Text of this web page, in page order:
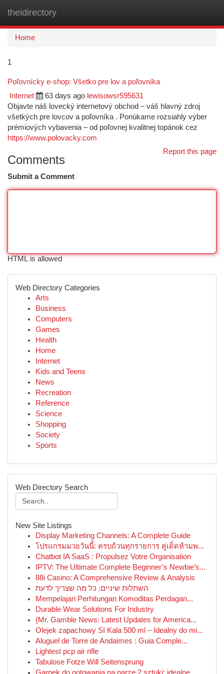
theidirectory
Home
1
Poľovnícky e-shop: Všetko pre lov a poľovníka
Internet 63 days ago lewisowsr595631
Objavte náš lovecký internetový obchod – váš hlavný zdroj
všetkých pre lovcov a poľovníka . Ponúkame rozsiahly výber
prémiových vybavenia – od poľovnej kvalitnej topánok cez
https://www.polovacky.com
Report this page
Comments
Submit a Comment
HTML is allowed
Web Directory Categories
Arts
Business
Computers
Games
Health
Home
Internet
Kids and Teens
News
Recreation
Reference
Science
Shopping
Society
Sports
Web Directory Search
New Site Listings
Display Marketing Channels: A Complete Guide
โปรแกรมมวยวันนี้: ครบถ้วนทุกรายการ คู่เด็ดห้ามพ...
Chatbot IA SaaS : Propulsez Votre Organisation
IPTV: The Ultimate Complete Beginner’s Newbie’s...
88i Casino: A Comprehensive Review & Analysis
השתלות שיניים: כל מה שצריך לדעת
Mempelajari Perhitungan Komoditas Perdagan...
Durable Wear Solutions For Industry
{Mr. Gamble News: Latest Updates for America...
Olejek zapachowy SI Kala 500 ml – Idealny do mi...
Aluguel de Torre de Andaimes : Guia Comple...
Lightest pcp air rifle
Tabulose Fotze Will Seitensprung